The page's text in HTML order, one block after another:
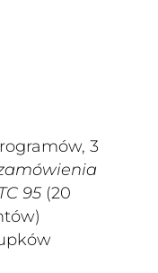
3
95 (20